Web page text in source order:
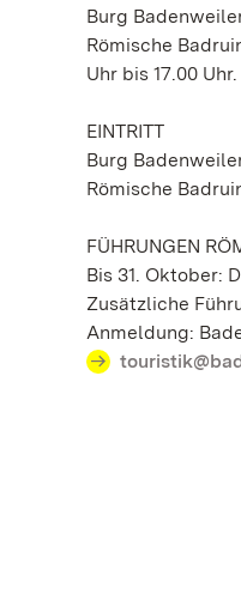
Burg
Römische
Uhr bis 17.00 Uhr.
EINTRITT
Burg
Römische
FÜHRUNGEN
Bis 31. Oktober:
Zusätzliche
Anmeldung: